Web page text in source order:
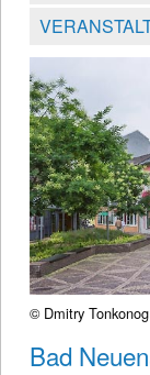
© Dmitry
Bad